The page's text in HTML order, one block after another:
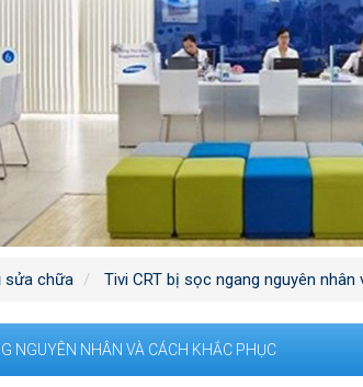
sửa chữa Tivi CRT bị sọc ngang nguyên
NGUYÊN NHÂN VÀ CÁCH KHẮC PHỤC